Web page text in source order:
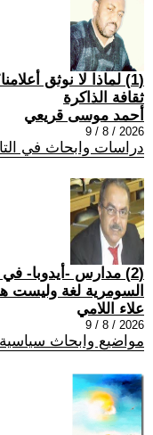
(1) لماذا لا نوثق
ثقافة الذاكرة
أحمد موسى قريعي
2026 / 8 / 9
دراسات وابحاث في
(2) مدارس -أيدوبا-
السومرية لغة وليست
علاء اللامي
2026 / 8 / 9
مواضيع وابحاث سياسية